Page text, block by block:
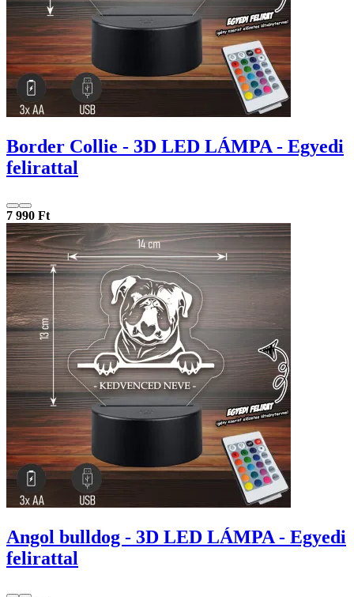
Border Collie - 3D LED LÁMPA - Egyedi
felirattal
7 990 Ft
Angol bulldog - 3D LED LÁMPA - Egyedi
felirattal